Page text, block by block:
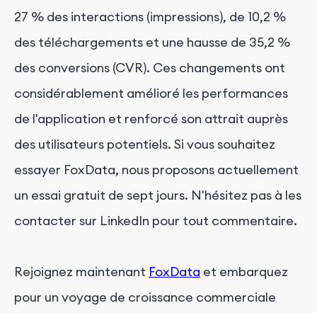
27 % des interactions (impressions), de 10,2 %
des téléchargements et une hausse de 35,2 %
des conversions (CVR). Ces changements ont
considérablement amélioré les performances
de l'application et renforcé son attrait auprès
des utilisateurs potentiels. Si vous souhaitez
essayer FoxData, nous proposons actuellement
un essai gratuit de sept jours. N'hésitez pas à les
contacter sur LinkedIn pour tout commentaire.
Rejoignez maintenant FoxData et embarquez
pour un voyage de croissance commerciale